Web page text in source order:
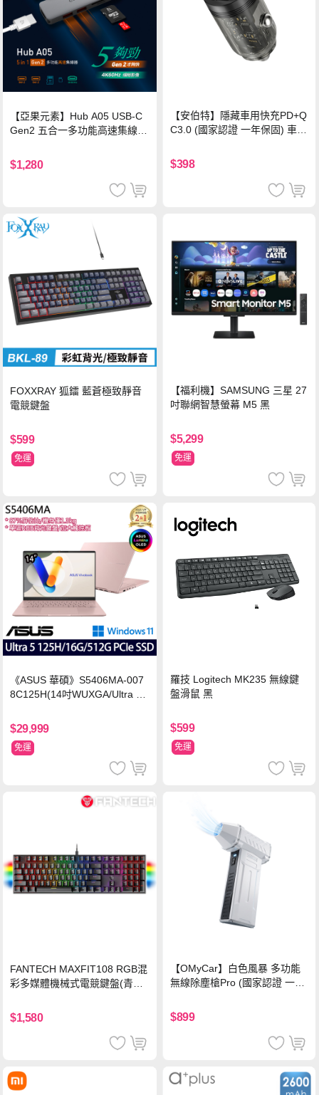
【亞果元素】Hub A05 USB-C
Gen2 五合一多功能高速集線
$1,280
【安伯特】隱藏車用快充PD+Q
C3.0 (國家認證 一年保固) 車充
$398
FOXXRAY 狐鐳 藍蒼極致靜音
電競鍵盤
$599
免運
【福利機】SAMSUNG 三星 27
吋聯網智慧螢幕 M5 黑
$5,299
免運
《ASUS 華碩》S5406MA-007
8C125H(14吋WUXGA/Ultra 5
n11/二年保)
$29,999
免運
羅技 Logitech MK235 無線鍵
盤滑鼠 黑
$599
免運
FANTECH MAXFIT108 RGB混
彩多媒體機械式電競鍵盤(青軸)
$1,580
【OMyCar】白色風暴 多功能
無線除塵槍Pro (國家認證 一年
手持強力風槍 暴力吹風
$899